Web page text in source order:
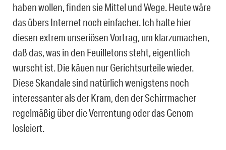
haben wollen, finden sie Mittel und Wege. Heute wäre
das übers Internet noch einfacher. Ich halte hier
diesen extrem unseriösen Vortrag, um klarzumachen,
daß das, was in den Feuilletons steht, eigentlich
wurscht ist. Die käuen nur Gerichtsurteile wieder.
Diese Skandale sind natürlich wenigstens noch
interessanter als der Kram, den der Schirrmacher
regelmäßig über die Verrentung oder das Genom
losleiert.